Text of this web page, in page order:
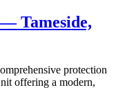
Tameside,
protection
offering a modern,